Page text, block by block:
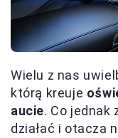
Wielu z nas
którą kreuje
aucie. Co jednak
działać i otacza